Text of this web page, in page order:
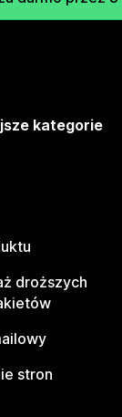
kategorie
droższych
stron